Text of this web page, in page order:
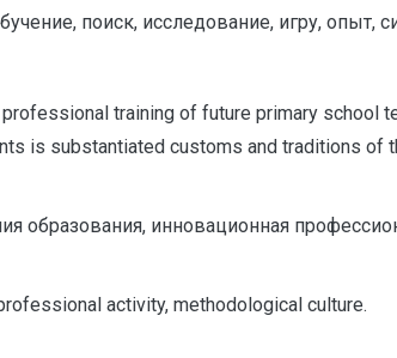
поиск, исследование, игру, опыт,
training of future primary school
is substantiated customs and traditions of
инновационная
activity, methodological culture.